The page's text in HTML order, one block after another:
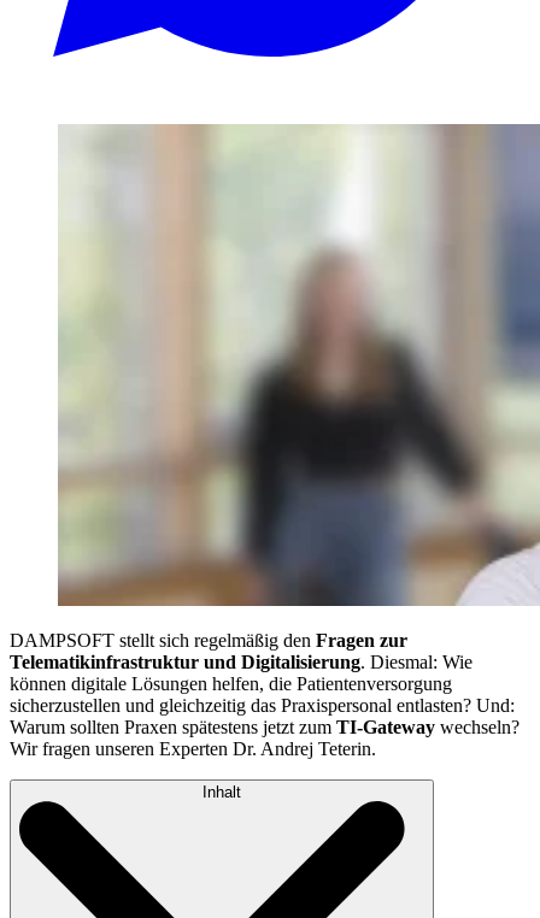
DAMPSOFT stellt sich regelmäßig den Fragen zur
Telematikinfrastruktur und Digitalisierung. Diesmal: Wie
können digitale Lösungen helfen, die Patientenversorgung
sicherzustellen und gleichzeitig das Praxispersonal entlasten? Und:
Warum sollten Praxen spätestens jetzt zum TI-Gateway wechseln?
Wir fragen unseren Experten Dr. Andrej Teterin.
Inhalt